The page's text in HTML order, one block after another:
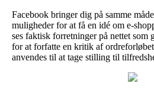
Facebook bringer dig på samme
muligheder for at få en idé om e-
ses faktisk forretninger på nettet som
for at forfatte en kritik af
anvendes til at tage stilling til